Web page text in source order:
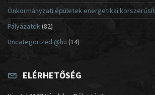
Önkormányzati épületek energetikai
Pályázatok (82)
Uncategorized @hu (14)
ELÉRHETŐSÉG